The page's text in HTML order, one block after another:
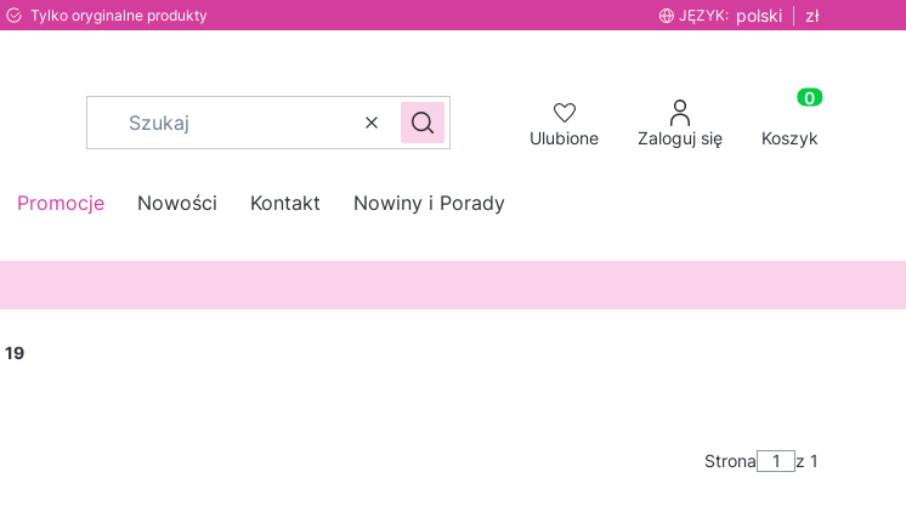
Tylko oryginalne produkty JĘZYK: polski zł
WyczyśćSzukaj Ulubione Zaloguj się
Produkty w
Koszyk
Promocje Nowości Kontakt Nowiny i Porady
19
Strona z 1